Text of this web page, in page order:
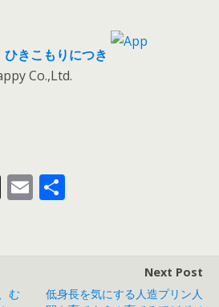
ひきこもりにつき
Co.,Ltd.
T
d
E
む
Next Post
低身長を気にする人造プリン人